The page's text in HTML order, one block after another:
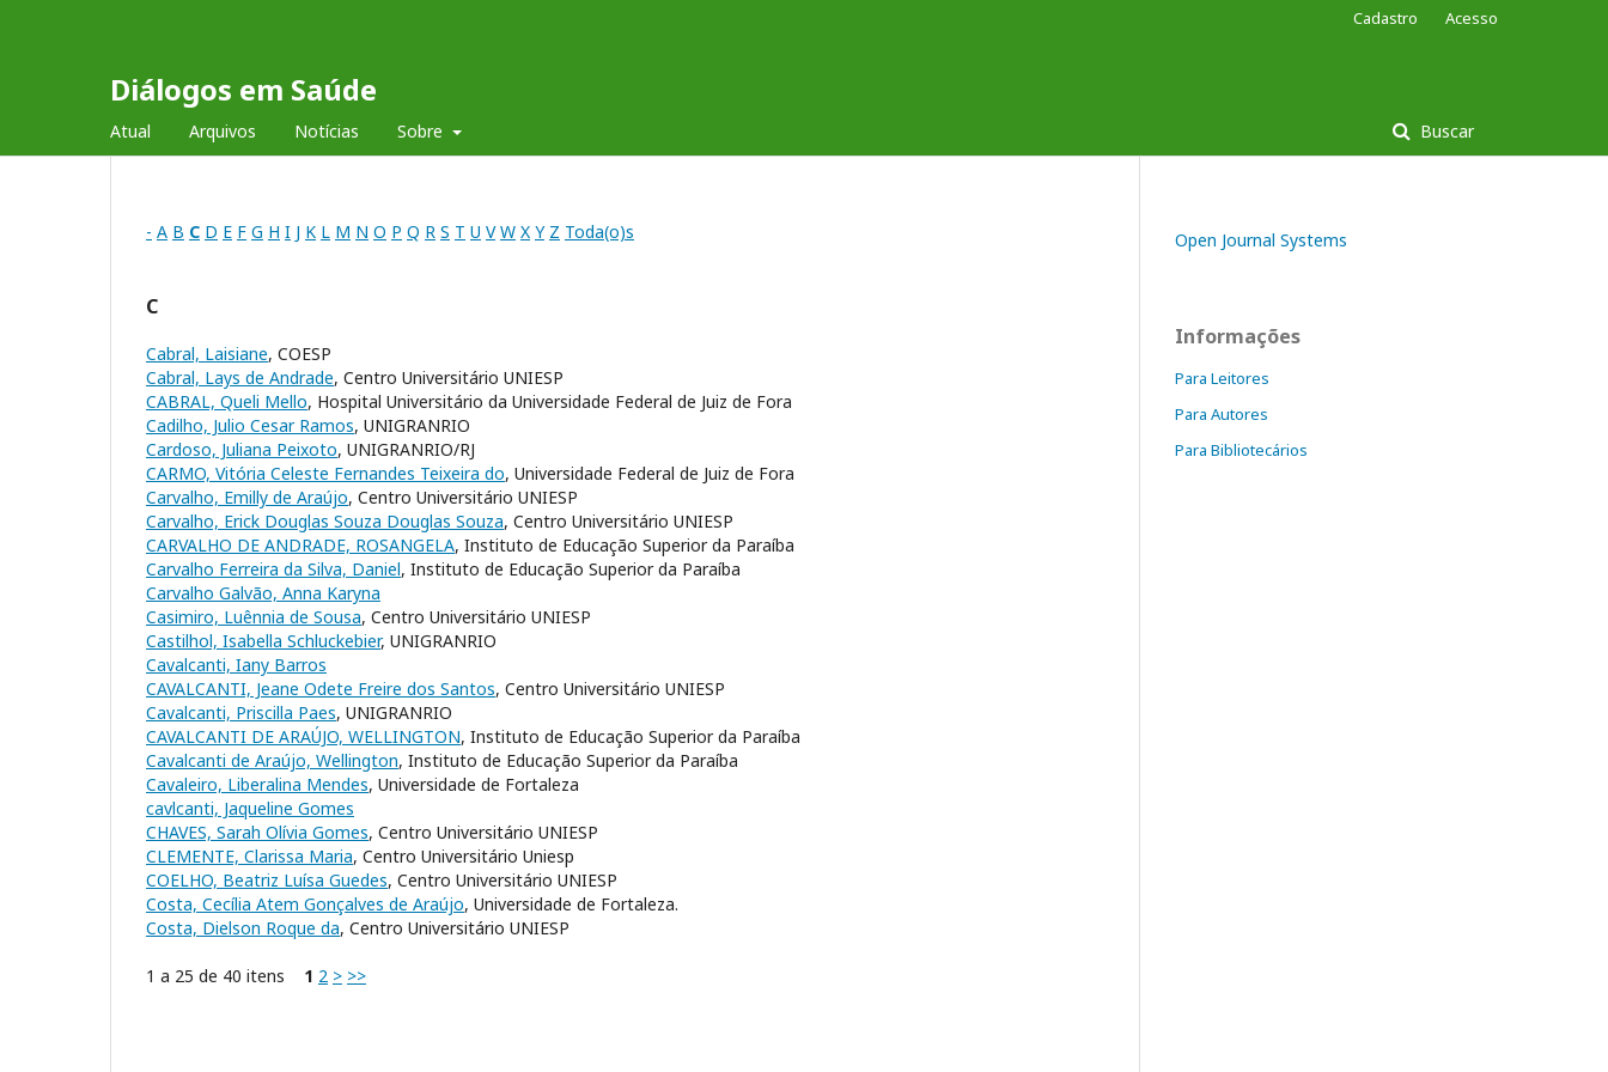
Diálogos em Saúde
Atual Arquivos Notícias Sobre Buscar
Cadastro Acesso
- A B C D E F G H I J K L M N O P Q R S T U V W X Y Z Toda(o)s
C
Cabral, Laisiane, COESP
Cabral, Lays de Andrade, Centro Universitário UNIESP
CABRAL, Queli Mello, Hospital Universitário da Universidade Federal de Juiz de Fora
Cadilho, Julio Cesar Ramos, UNIGRANRIO
Cardoso, Juliana Peixoto, UNIGRANRIO/RJ
CARMO, Vitória Celeste Fernandes Teixeira do, Universidade Federal de Juiz de Fora
Carvalho, Emilly de Araújo, Centro Universitário UNIESP
Carvalho, Erick Douglas Souza Douglas Souza, Centro Universitário UNIESP
CARVALHO DE ANDRADE, ROSANGELA, Instituto de Educação Superior da Paraíba
Carvalho Ferreira da Silva, Daniel, Instituto de Educação Superior da Paraíba
Carvalho Galvão, Anna Karyna
Casimiro, Luênnia de Sousa, Centro Universitário UNIESP
Castilhol, Isabella Schluckebier, UNIGRANRIO
Cavalcanti, Iany Barros
CAVALCANTI, Jeane Odete Freire dos Santos, Centro Universitário UNIESP
Cavalcanti, Priscilla Paes, UNIGRANRIO
CAVALCANTI DE ARAÚJO, WELLINGTON, Instituto de Educação Superior da Paraíba
Cavalcanti de Araújo, Wellington, Instituto de Educação Superior da Paraíba
Cavaleiro, Liberalina Mendes, Universidade de Fortaleza
cavlcanti, Jaqueline Gomes
CHAVES, Sarah Olívia Gomes, Centro Universitário UNIESP
CLEMENTE, Clarissa Maria, Centro Universitário Uniesp
COELHO, Beatriz Luísa Guedes, Centro Universitário UNIESP
Costa, Cecília Atem Gonçalves de Araújo, Universidade de Fortaleza.
Costa, Dielson Roque da, Centro Universitário UNIESP
1 a 25 de 40 itens 1 2 > >>
Open Journal Systems
Informações
Para Leitores
Para Autores
Para Bibliotecários